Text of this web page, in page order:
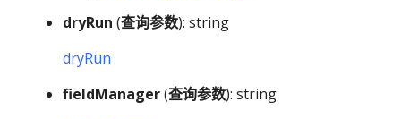
dryRun (查询参数): string
dryRun
fieldManager(查询参数): string